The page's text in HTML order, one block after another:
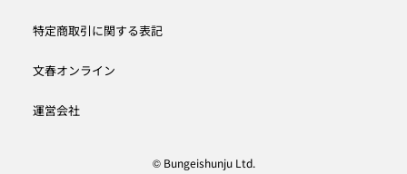
特定商取引に関する表記
文春オンライン
運営会社
© Bungeishunju Ltd.